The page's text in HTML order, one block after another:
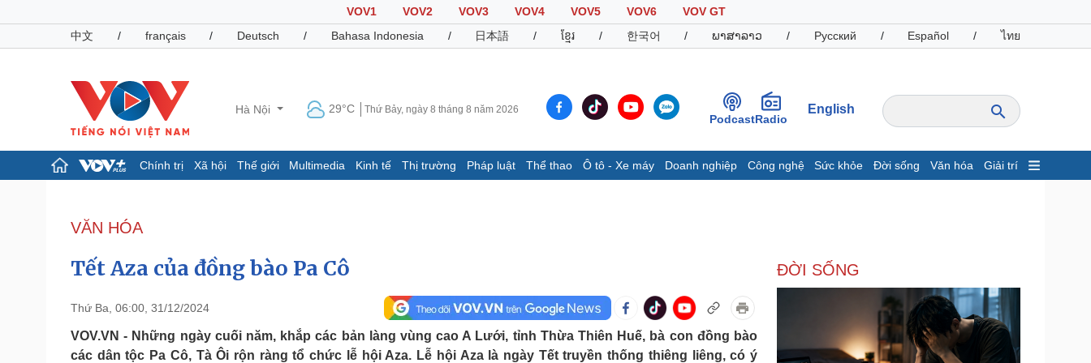
VOV1 VOV2 VOV3 VOV4 VOV5 VOV6
VOV GT
中文
/ français / Deutsch / Bahasa Indonesia / 日本語 / ខ្មែរ / 한국어 / ພາສາລາວ / Русский / Español / ไทย
Hà Nội 29°C Thứ Bảy, ngày 8 tháng 8 năm 2026
PodcastRadio
English
Chính trị Xã hội Thế giới Multimedia Kinh tế Thị trường Pháp luật Thể thao Ô tô - Xe máy Doanh nghiệp Công nghệ Sức khỏe Đời sống Văn hóa Giải trí
Đảng
Tổ chức nhân sự
Quốc hội
Nhận diện sự thật
Dấu ấn VOV
Giá cà phê
Pháp luật
Vụ án
Quân sự - Quốc phòng
Vũ khí
Thể thao
Bóng đá
Ô tô - Xe máy
Ô tô
Doanh nghiệp
Thông tin doanh nghiệp
Công nghệ
Sành điệu
VĂN HÓA
Tết Aza của đồng bào Pa Cô
Thứ Ba, 06:00, 31/12/2024
VOV.VN - Những ngày cuối năm, khắp các bản làng vùng cao A Lưới, tỉnh Thừa Thiên Huế, bà con đồng bào
các dân tộc Pa Cô, Tà Ôi rộn ràng tổ chức lễ hội Aza. Lễ hội Aza là ngày Tết truyền thống thiêng liêng, có ý
ĐỜI SỐNG